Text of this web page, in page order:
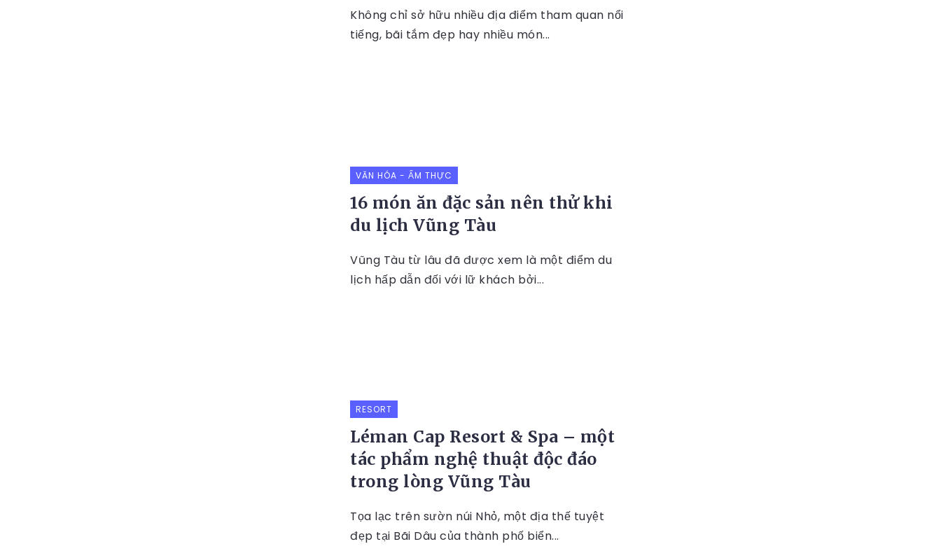
Không chỉ sở hữu nhiều địa điểm tham quan nổi
tiếng, bãi tắm đẹp hay nhiều món...
VĂN HÓA - ẨM THỰC
16 món ăn đặc sản nên thử khi
du lịch Vũng Tàu
Vũng Tàu từ lâu đã được xem là một điểm du
lịch hấp dẫn đối với lữ khách bởi...
RESORT
Léman Cap Resort & Spa – một
tác phẩm nghệ thuật độc đáo
trong lòng Vũng Tàu
Tọa lạc trên sườn núi Nhỏ, một địa thế tuyệt
đẹp tại Bãi Dâu của thành phố biển...